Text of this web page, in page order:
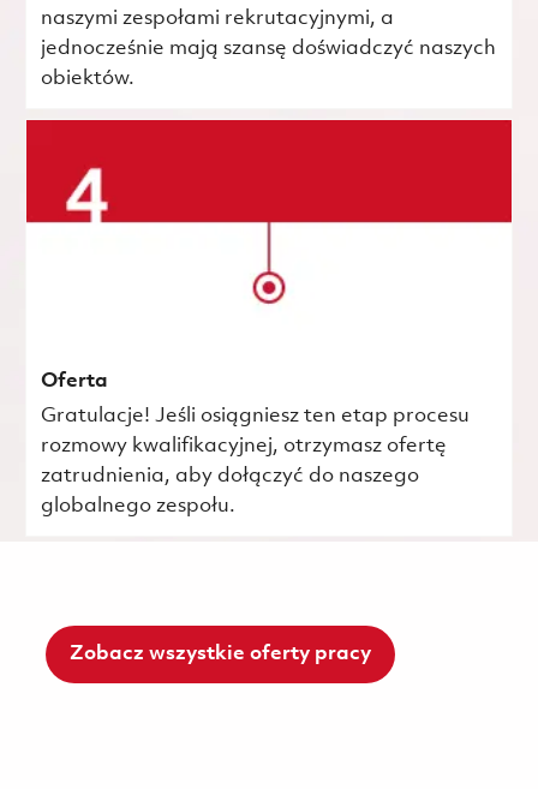
naszymi zespołami rekrutacyjnymi, a
jednocześnie mają szansę doświadczyć naszych
obiektów.
Oferta
Gratulacje! Jeśli osiągniesz ten etap procesu
rozmowy kwalifikacyjnej, otrzymasz ofertę
zatrudnienia, aby dołączyć do naszego
globalnego zespołu.
Zobacz wszystkie oferty pracy